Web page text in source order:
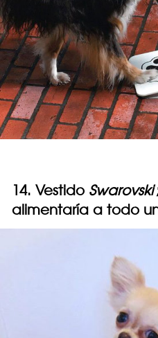
14. Vestido Swarovski
alimentaría a todo